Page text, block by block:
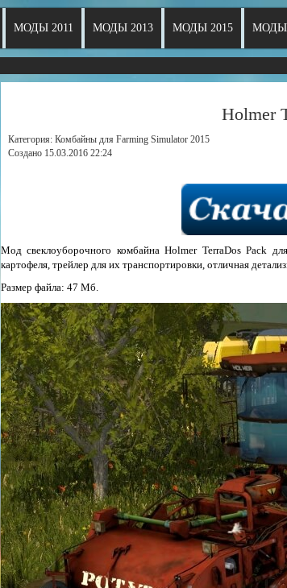
МОДЫ 2011 МОДЫ 2013 МОДЫ 2015 МОДЫ
Holmer
Категория: Комбайны для Farming Simulator 2015
Создано 15.03.2016 22:24
Мод свеклоуборочного комбайна Holmer TerraDos Pack
картофеля, трейлер для их транспортировки, отличная
Размер файла: 47 Мб.